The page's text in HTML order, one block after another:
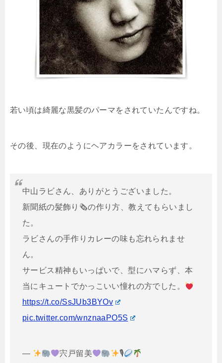
若い頃は綺麗な黒髪のパーマをされていたんですね。
その後、現在のようにヘアカラーをされています。
中山ラビさん、ありがとうございました。
新聞紙の髪飾り🗞の作り方、教えてもらいまし
た。
ラビさんの手作りカレーの味も忘れられませ
ん。
サービス精神もいっぱいで、型にハマらず、本
当にキュートでかっこいい憧れの方でした。
https://t.co/SsJUb3BYOv
pic.twitter.com/wnznaaPO5S
— 宍戸留美
🎙